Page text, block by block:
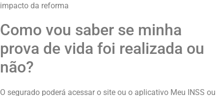
impacto da reforma
Como vou saber se minha
prova de vida foi realizada ou
não?
O segurado poderá acessar o site ou o aplicativo Meu INSS ou